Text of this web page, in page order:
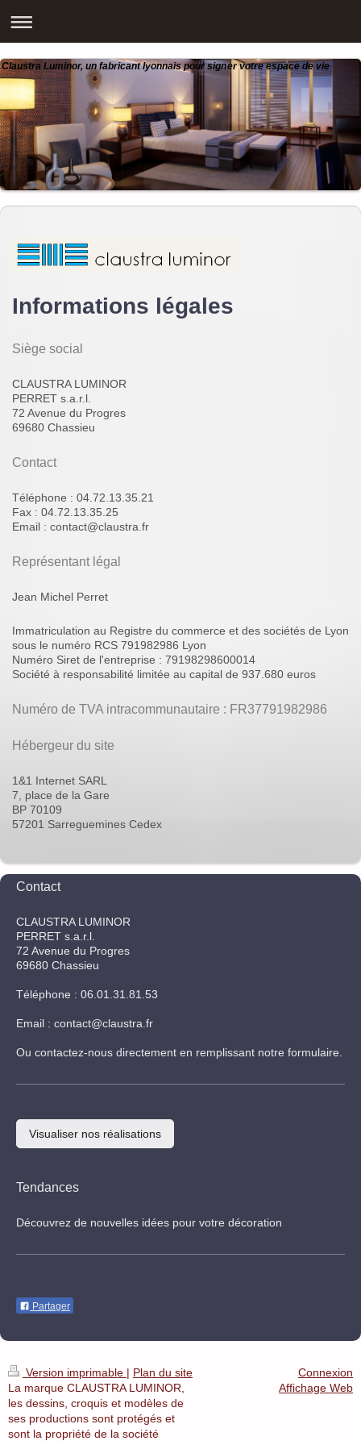
Claustra Luminor, un fabricant lyonnais pour signer votre espace de vie
Informations légales
Siège social
CLAUSTRA LUMINOR
PERRET s.a.r.l.
72 Avenue du Progres
69680 Chassieu
Contact
Téléphone : 04.72.13.35.21
Fax : 04.72.13.35.25
Email : contact@claustra.fr
Représentant légal
Jean Michel Perret
Immatriculation au Registre du commerce et des sociétés de Lyon
sous le numéro RCS 791982986 Lyon
Numéro Siret de l'entreprise : 79198298600014
Société à responsabilité limitée au capital de 937.680 euros
Numéro de TVA intracommunautaire : FR37791982986
Hébergeur du site
1&1 Internet SARL
7, place de la Gare
BP 70109
57201 Sarreguemines Cedex
Contact
CLAUSTRA LUMINOR
PERRET s.a.r.l.
72 Avenue du Progres
69680 Chassieu
Téléphone : 06.01.31.81.53
Email : contact@claustra.fr
Ou contactez-nous directement en remplissant notre formulaire.
Visualiser nos réalisations
Tendances
Découvrez de nouvelles idées pour votre décoration
Partager
Version imprimable | Plan du site
La marque CLAUSTRA LUMINOR,
les dessins, croquis et modèles de
ses productions sont protégés et
sont la propriété de la société
Connexion
Affichage Web